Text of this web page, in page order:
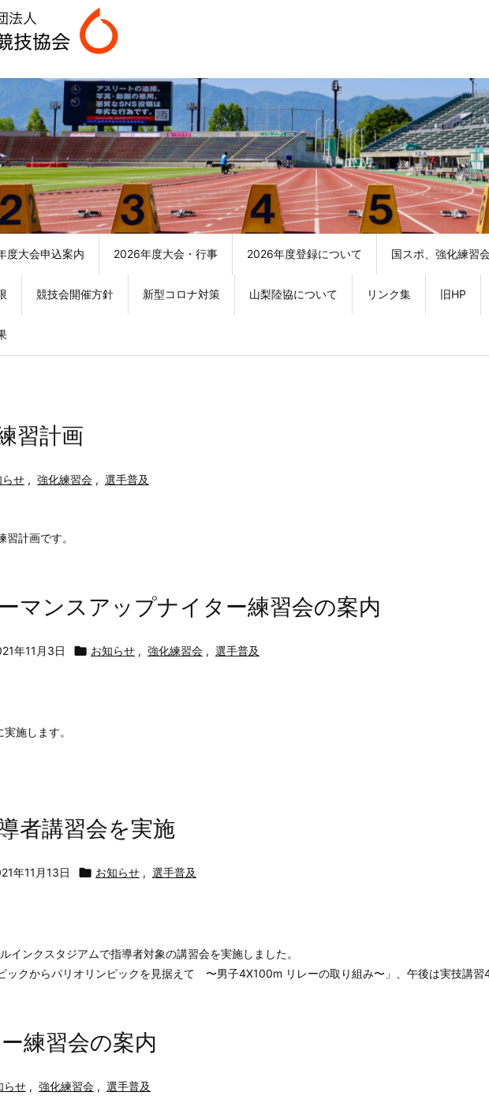
度大会申込案内 2026年度大会・行事 2026年度登録について 国スポ、強化練習
競技会開催方針 新型コロナ対策 山梨陸協について リンク集 旧HP
習計画
らせ , 強化練習会 , 選手普及
計画です。
マンスアップナイター練習会の案内
年11月3日  お知らせ , 強化練習会 , 選手普及
施します。
者講習会を実施
年11月13日  お知らせ , 選手普及
インクスタジアムで指導者対象の講習会を実施しました。
ックからパリオリンピックを見据えて 〜男子4X100m リレーの取り組み〜」、午後は実技講習
練習会の案内
らせ , 強化練習会 , 選手普及